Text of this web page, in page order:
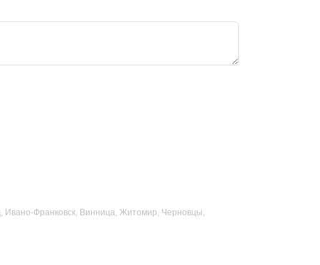
Ивано-Франковск, Винница, Житомир, Черновцы,